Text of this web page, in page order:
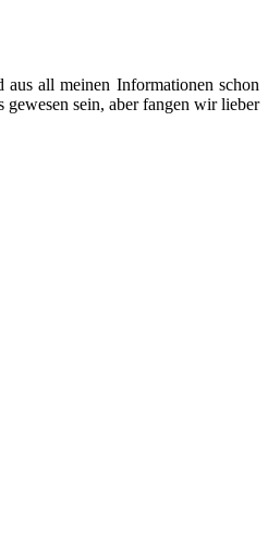
all meinen Informationen schon
sein, aber fangen wir lieber